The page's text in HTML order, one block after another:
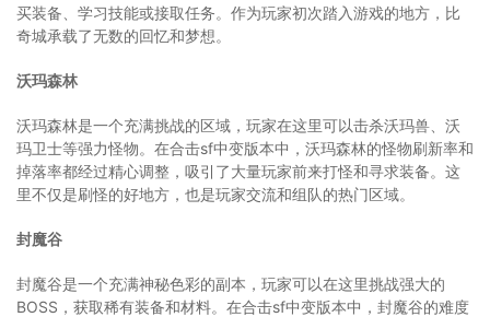
买装备、学习技能或接取任务。作为玩家初次踏入游戏的地方，比
奇城承载了无数的回忆和梦想。
沃玛森林
沃玛森林是一个充满挑战的区域，玩家在这里可以击杀沃玛兽、沃
玛卫士等强力怪物。在合击sf中变版本中，沃玛森林的怪物刷新率和
掉落率都经过精心调整，吸引了大量玩家前来打怪和寻求装备。这
里不仅是刷怪的好地方，也是玩家交流和组队的热门区域。
封魔谷
封魔谷是一个充满神秘色彩的副本，玩家可以在这里挑战强大的
BOSS，获取稀有装备和材料。在合击sf中变版本中，封魔谷的难度